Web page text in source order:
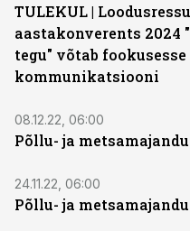
TULEKUL |
aastakonverents 2024
tegu" võtab fookusesse
kommunikatsiooni
08.12.22, 06:00
Põllu- ja
24.11.22, 06:00
Põllu- ja